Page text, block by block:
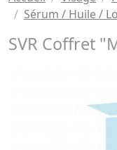
Sérum / Huile /
SVR Coffret